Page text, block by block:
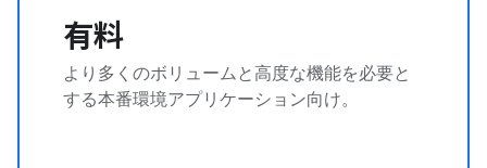
有料
より多くのボリュームと高度な機能を必要と
する本番環境アプリケーション向け。